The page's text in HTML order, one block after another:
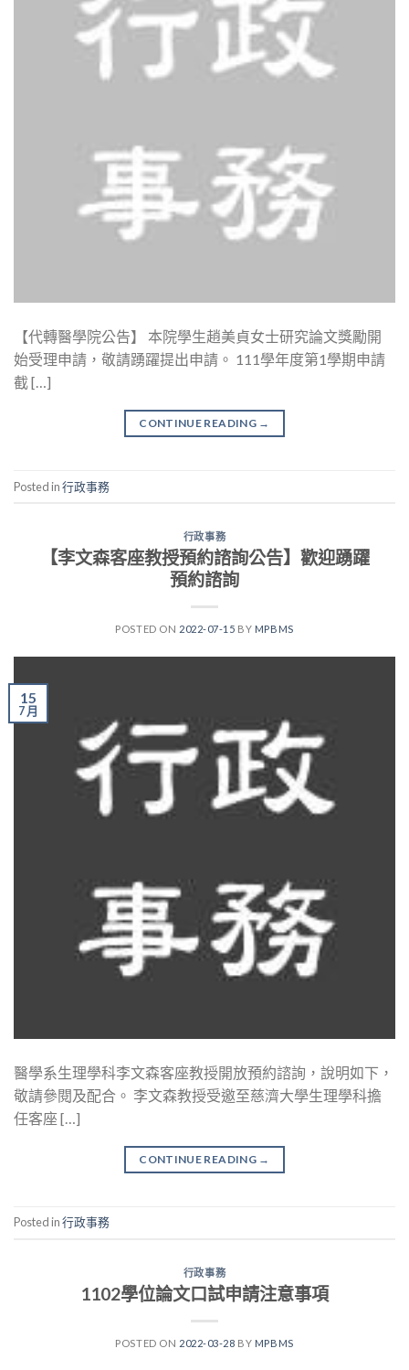
【代轉醫學院公告】 本院學生趙美貞女士研究論文獎勵開
始受理申請，敬請踴躍提出申請。 111學年度第1學期申請
截 […]
CONTINUE READING →
Posted in行政事務
行政事務
【李文森客座教授預約諮詢公告】歡迎踴躍
預約諮詢
POSTED ON 2022-07-15 BY MPBMS
15
7 月
醫學系生理學科李文森客座教授開放預約諮詢，說明如下，
敬請參閱及配合。 李文森教授受邀至慈濟大學生理學科擔
任客座 […]
CONTINUE READING →
Posted in行政事務
行政事務
1102學位論文口試申請注意事項
POSTED ON 2022-03-28 BY MPBMS